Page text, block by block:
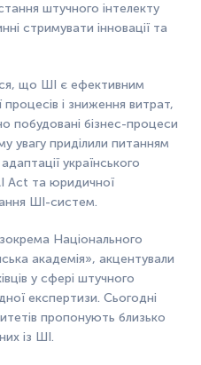
штучного інтелекту
стримувати інновації та
що ШI є ефективним
і зниження витрат,
побудовані бізнес-процеси
увагу приділили питанням
українського
Act та юридичної
ШI-систем.
Національного
академія», акцентували
у сфері штучного
експертизи. Сьогодні
пропонують близько
із ШI.